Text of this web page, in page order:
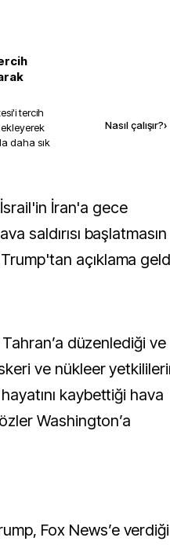
'i tercih
daha sık
Nasıl çalışır?›
saldırısı başlatmasın
açıklama
Tahran’a düzenlediği ve
ve nükleer
kaybettiği hava
Washington’a
Fox News’e verdiği